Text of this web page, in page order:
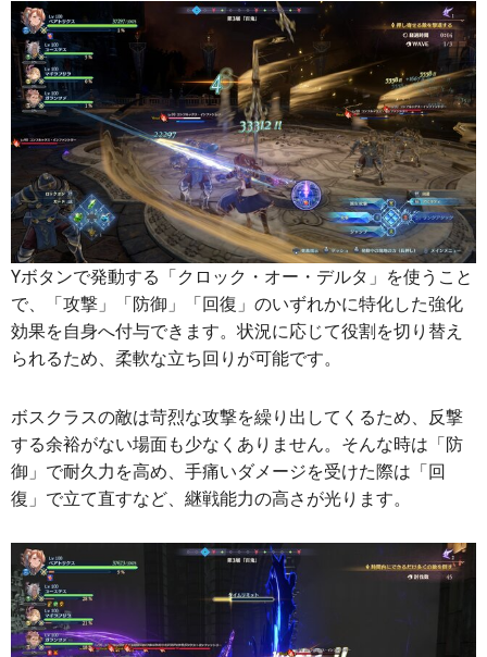
Yボタンで発動する「クロック・オー・デルタ」を使うこと
で、「攻撃」「防御」「回復」のいずれかに特化した強化
効果を自身へ付与できます。状況に応じて役割を切り替え
られるため、柔軟な立ち回りが可能です。
ボスクラスの敵は苛烈な攻撃を繰り出してくるため、反撃
する余裕がない場面も少なくありません。そんな時は「防
御」で耐久力を高め、手痛いダメージを受けた際は「回
復」で立て直すなど、継戦能力の高さが光ります。